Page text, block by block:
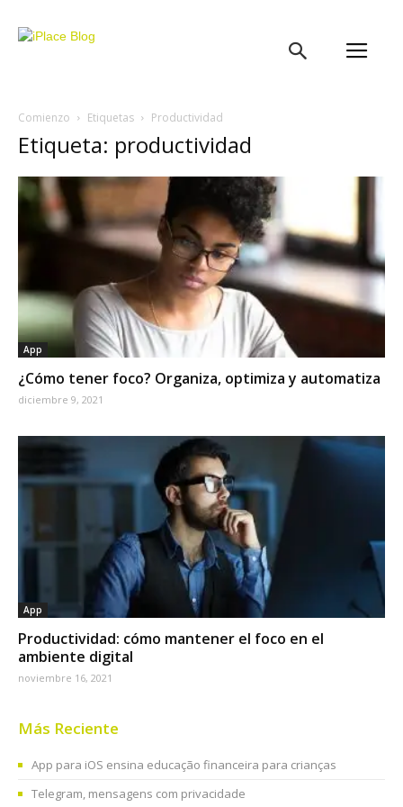
Comienzo Etiquetas Productividad
Etiqueta: productividad
App
¿Cómo tener foco? Organiza, optimiza y automatiza
diciembre 9, 2021
App
Productividad: cómo mantener el foco en el
ambiente digital
noviembre 16, 2021
Más Reciente
App para iOS ensina educação financeira para crianças
Telegram, mensagens com privacidade